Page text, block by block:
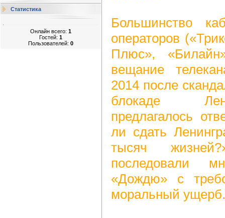
Статистика
Онлайн всего: 1
Гостей: 1
Пользователей: 0
Большинство
операторов
Плюс»,
вещание
2014 после
блокаде
предлагалось
ли сдать
тысяч
последовали
«Дождю» с
моральный ущерб.